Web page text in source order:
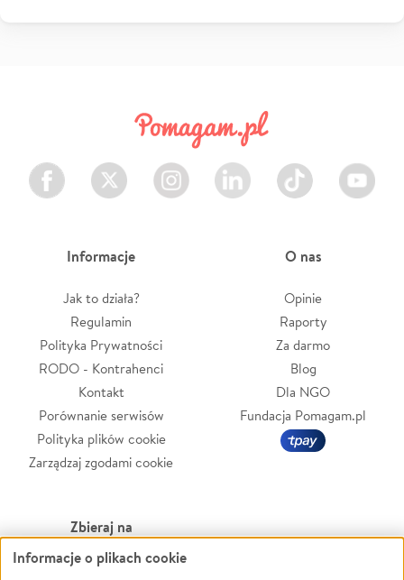
Facebook Twitter Instagram LinkedIn TikTok Youtube
Informacje
Jak to działa?
Regulamin
Polityka Prywatności
RODO - Kontrahenci
Kontakt
Porównanie serwisów
Polityka plików cookie
Zarządzaj zgodami cookie
O nas
Opinie
Raporty
Za darmo
Blog
Dla NGO
Fundacja Pomagam.pl
Zbieraj na
Leczenie
Informacje o plikach cookie